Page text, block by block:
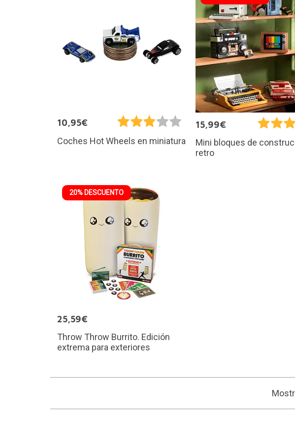
10,95€
Coches Hot Wheels en miniatura
15,99€
Mini bloques de
retro
20% DESCUENTO
25,59€
Throw Throw Burrito. Edición
extrema para exteriores